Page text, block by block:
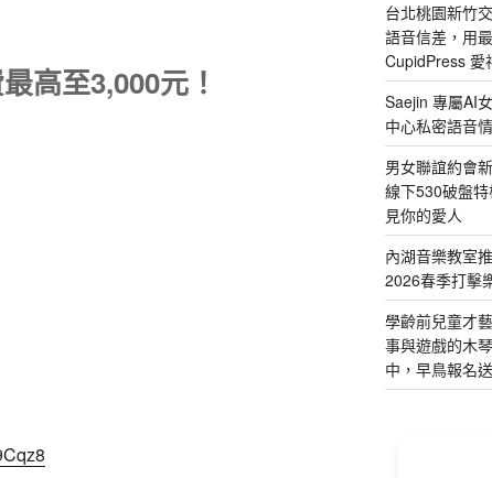
高至3,000元！
台北桃園新竹
語音信差，用
CupidPress 愛
Saejin 專屬AI
中心私密語音
男女聯誼約會
線下530破盤
見你的愛人
內湖音樂教室
2026春季打擊
學齡前兒童才
事與遊戲的木
中，早鳥報名